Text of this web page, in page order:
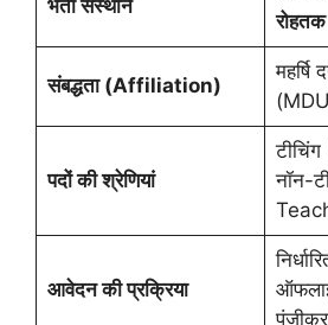
भर्ती संस्थान
संबद्धता (Affiliation)
महर्षि
पदों की श्रेणियां
नॉन-
आवेदन की प्रक्रिया